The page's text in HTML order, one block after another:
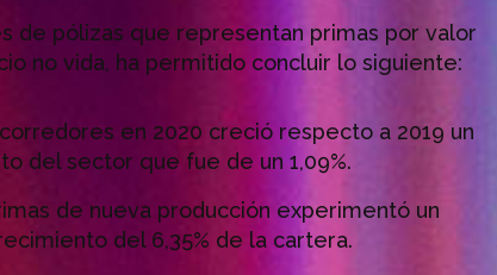
de pólizas que representan primas por valor
no vida, ha permitido concluir lo siguiente:
en 2020 creció respecto a 2019 un
del sector que fue de un 1,09%.
de nueva producción experimentó un
del 6,35% de la cartera.